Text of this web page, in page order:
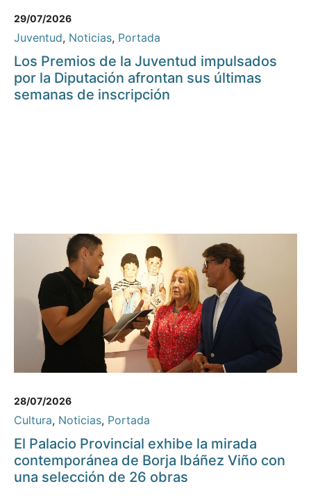
29/07/2026
Juventud, Noticias, Portada
Los Premios de la Juventud impulsados
por la Diputación afrontan sus últimas
semanas de inscripción
28/07/2026
Cultura, Noticias, Portada
El Palacio Provincial exhibe la mirada
contemporánea de Borja Ibáñez Viño con
una selección de 26 obras